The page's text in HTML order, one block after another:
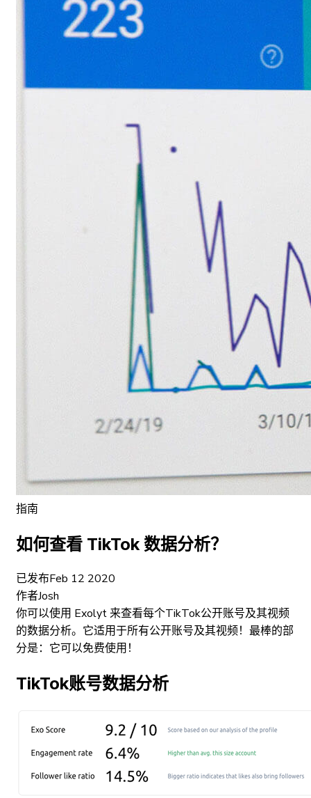
指南
如何查看 TikTok 数据分析？
已发布Feb 12 2020
作者Josh
你可以使用 Exolyt 来查看每个TikTok公开账号及其视频
的数据分析。它适用于所有公开账号及其视频！最棒的部
分是：它可以免费使用！
TikTok账号数据分析